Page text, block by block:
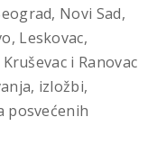
Novi Sad,
Leskovac,
i Ranovac
izložbi,
posvećenih